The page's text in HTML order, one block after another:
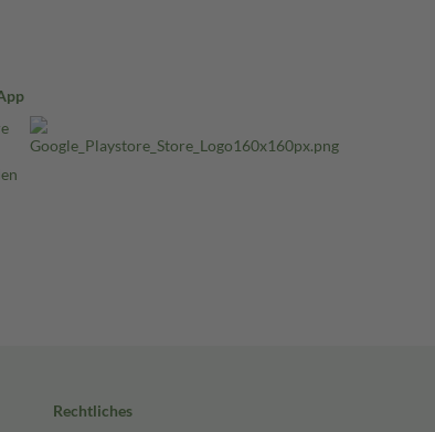
Rechtliches